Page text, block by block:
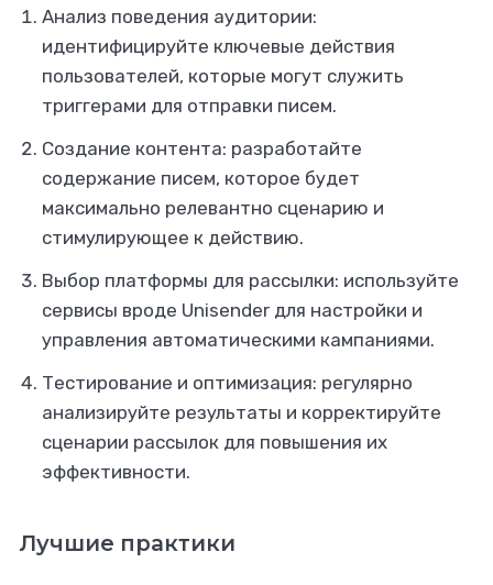
Анализ поведения аудитории:
идентифицируйте ключевые действия
пользователей, которые могут служить
триггерами для отправки писем.
Создание контента: разработайте
содержание писем, которое будет
максимально релевантно сценарию и
стимулирующее к действию.
Выбор платформы для рассылки: используйте
сервисы вроде Unisender для настройки и
управления автоматическими кампаниями.
Тестирование и оптимизация: регулярно
анализируйте результаты и корректируйте
сценарии рассылок для повышения их
эффективности.
Лучшие практики